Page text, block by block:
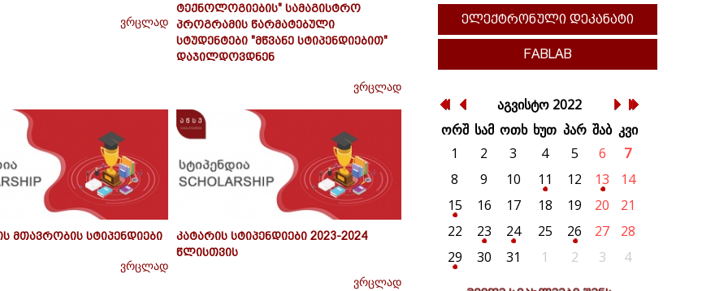
ვრცლად
ტექნოლოგიების" სამაგისტრო
პროგრამის წარმატებული
სტუდენტები "მწვანე სტიპენდიებით"
დაჯილდოვდნენ
ვრცლად
მთავრობის სტიპენდიები
ვრცლად
კატარის სტიპენდიები 2023-2024
წლისთვის
ვრცლად
ელექტრონული დეკანატი
FABLAB
აგვისტო 2022
ორშ სამ ოთხ ხუთ პარ შაბ კვი
1
2 3 4 5 6
7
8
9 10 11 12 13
14
15
16 17 18 19 20
21
22
23 24 25 26 27
28
29
30 31 1 2 3 4